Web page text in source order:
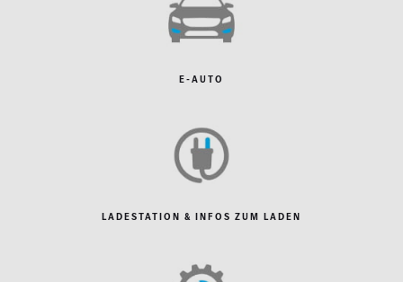
E-AUTO
LADESTATION & INFOS ZUM LADEN